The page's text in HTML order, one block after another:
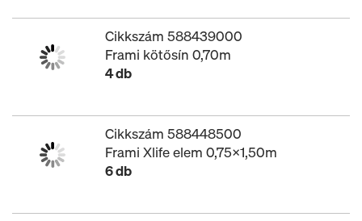
Cikkszám 588439000
Frami kötősín 0,70m
4 db
Cikkszám 588448500
Frami Xlife elem 0,75x1,50m
6 db